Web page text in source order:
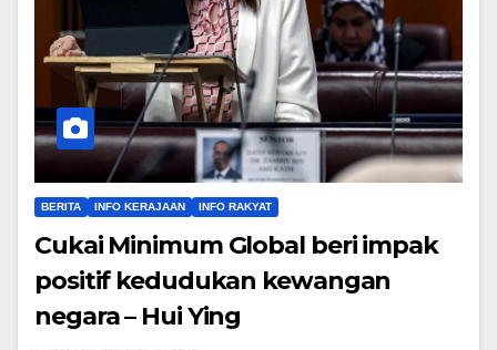
BERITA INFO KERAJAAN INFO RAKYAT
Cukai Minimum Global beri impak
positif kedudukan kewangan
negara – Hui Ying